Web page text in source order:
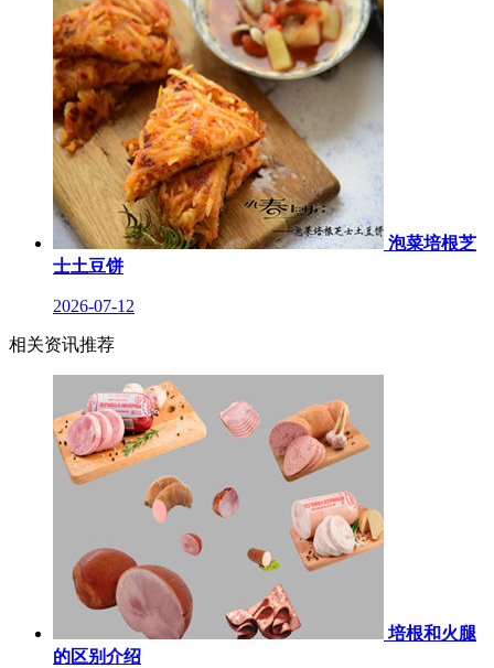
泡菜培根芝
士土豆饼
2026-07-12
相关资讯推荐
培根和火腿
的区别介绍